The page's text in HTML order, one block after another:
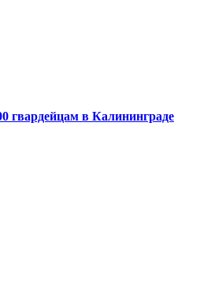
гвардейцам в Калининграде